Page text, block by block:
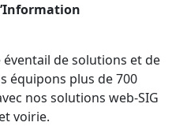
éventail de solutions et de
équipons plus de 700
nos solutions web-SIG
voirie.